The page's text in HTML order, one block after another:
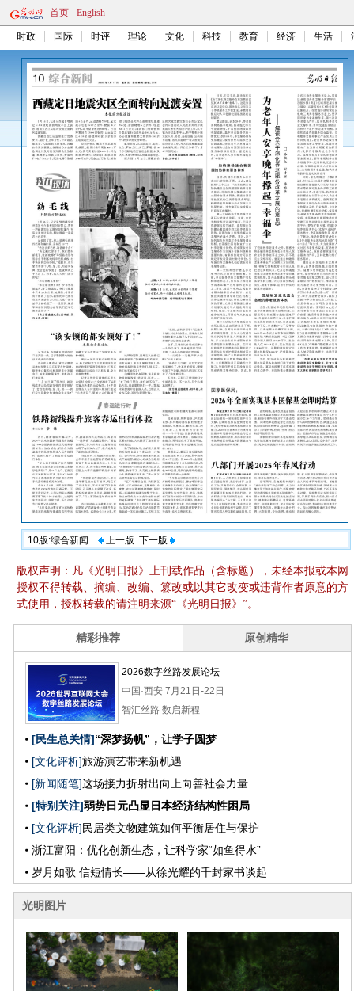
首页 English
时政 国际 时评 理论 文化 科技 教育 经济 生活
10版:综合新闻 上一版 下一版
版权声明：凡《光明日报》上刊载作品（含标题），未经本报或本网
授权不得转载、摘编、改编、篡改或以其它改变或违背作者原意的方
式使用，授权转载的请注明来源“《光明日报》”。